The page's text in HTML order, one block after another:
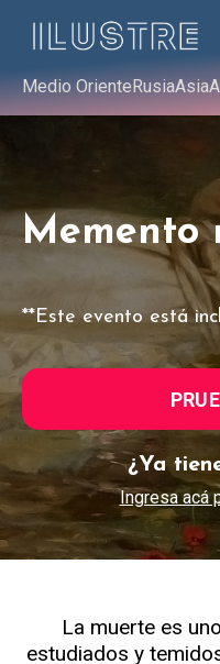
Medio OrienteRusiaAsia
Memento
**Este evento está
¿Ya
Ingresa acá
La muerte es
estudiados y